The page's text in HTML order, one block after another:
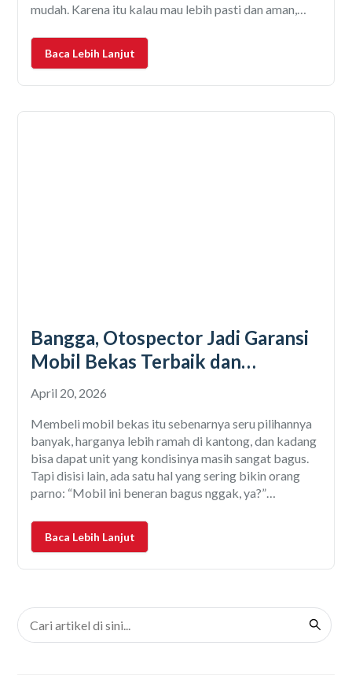
mudah. Karena itu kalau mau lebih pasti dan aman,
bekas Otospector. Dengan inspeksi yang mendetail
dan dilakukan oleh inspektor
Baca Lebih Lanjut
Bangga, Otospector Jadi Garansi
Mobil Bekas Terbaik dan
Terpercaya di Indonesia
April 20, 2026
Membeli mobil bekas itu sebenarnya seru pilihannya
banyak, harganya lebih ramah di kantong, dan kadang
bisa dapat unit yang kondisinya masih sangat bagus.
Tapi disisi lain, ada satu hal yang sering bikin orang
parno: “Mobil ini beneran bagus nggak, ya?”
tidak selalu kelihatan dari luar. Ada saja cerita
Baca Lebih Lanjut